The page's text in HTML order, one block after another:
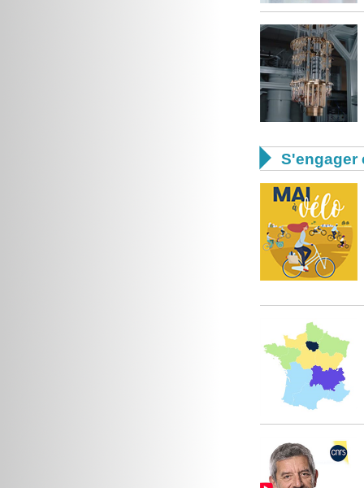
 S'engager